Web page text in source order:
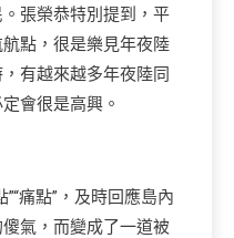
張榮恭特別提到，平
點，很是樂見年夜陸
有越來越多年夜陸同
會很是高興。
痛點”，及時回應島內
氣，而變成了一道被